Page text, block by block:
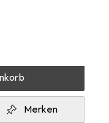
Merken